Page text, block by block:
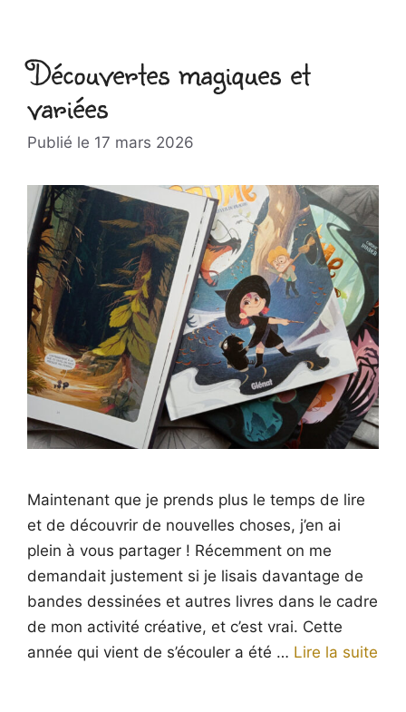
Découvertes magiques et
variées
17 mars 2026
Maintenant que je prends plus le temps de lire
et de découvrir de nouvelles choses, j’en ai
plein à vous partager ! Récemment on me
demandait justement si je lisais davantage de
bandes dessinées et autres livres dans le cadre
de mon activité créative, et c’est vrai. Cette
année qui vient de s’écouler a été … Lire la suite